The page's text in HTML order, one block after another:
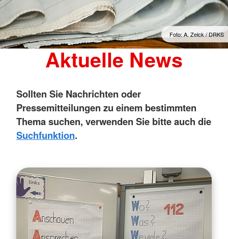
Foto: A. Zelck / DRKS
Aktuelle News
Sollten Sie Nachrichten oder
Pressemitteilungen zu einem bestimmten
Thema suchen, verwenden Sie bitte auch die
Suchfunktion.